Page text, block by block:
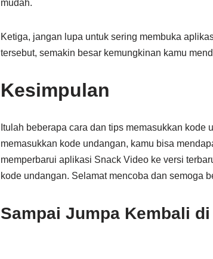
mudah.
Ketiga, jangan lupa untuk sering membuka
tersebut, semakin besar kemungkinan kamu
Kesimpulan
Itulah beberapa cara dan tips memasukkan
memasukkan kode undangan, kamu bisa
memperbarui aplikasi Snack Video ke versi
kode undangan. Selamat mencoba dan semoga
Sampai Jumpa Kembali